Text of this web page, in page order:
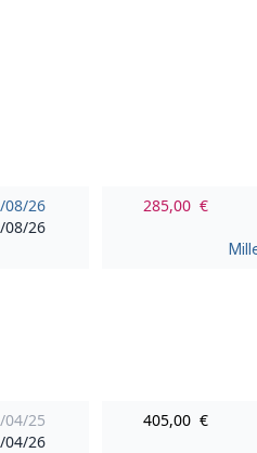
08/26
08/26
285,00 €
04/25
04/26
405,00 €